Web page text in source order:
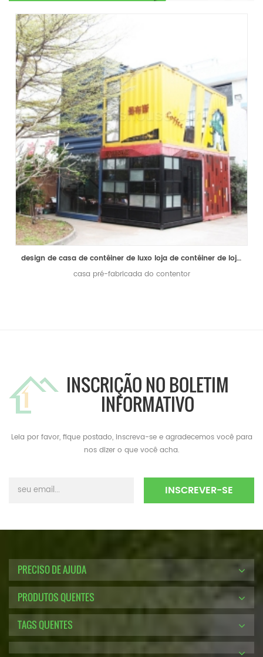
design de casa de contêiner de luxo loja de contêiner de loja de luxo pré-fabricada casa de vida
casa pré-fabricada do contentor
INSCRIÇÃO NO BOLETIM
INFORMATIVO
Leia por favor, fique postado, inscreva-se e agradecemos você para
nos dizer o que você acha.
PRECISO DE AJUDA
PRODUTOS QUENTES
TAGS QUENTES